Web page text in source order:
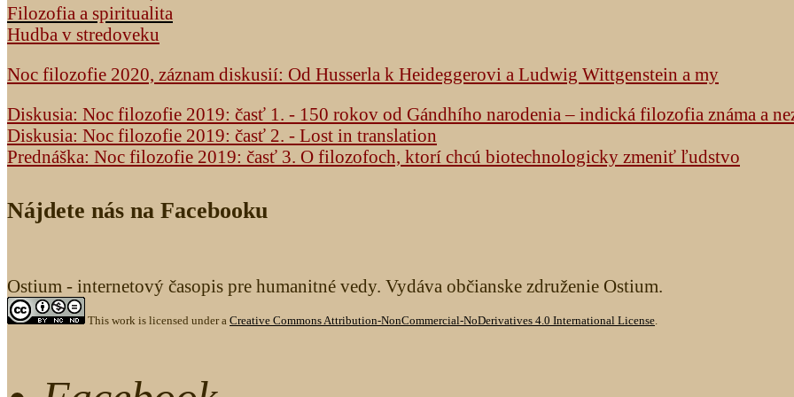
Filozofia a spiritualita
Hudba v stredoveku
Noc filozofie 2020, záznam diskusií: Od Husserla k Heideggerovi a Ludwig Wittgenstein a my
Diskusia: Noc filozofie 2019: časť 1. - 150 rokov od Gándhího narodenia – indická filozofia známa a
Diskusia: Noc filozofie 2019: časť 2. - Lost in translation
Prednáška: Noc filozofie 2019: časť 3. O filozofoch, ktorí chcú biotechnologicky zmeniť ľudstvo
Nájdete nás na Facebooku
Ostium - internetový časopis pre humanitné vedy. Vydáva občianske združenie Ostium.
This work is licensed under a Creative Commons Attribution-NonCommercial-NoDerivatives 4.0 International License.